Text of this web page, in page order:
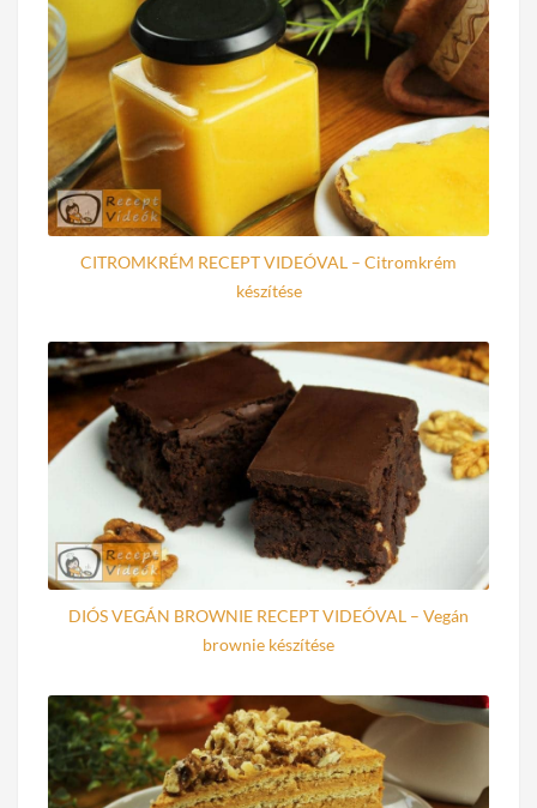
CITROMKRÉM RECEPT VIDEÓVAL – Citromkrém
készítése
DIÓS VEGÁN BROWNIE RECEPT VIDEÓVAL – Vegán
brownie készítése